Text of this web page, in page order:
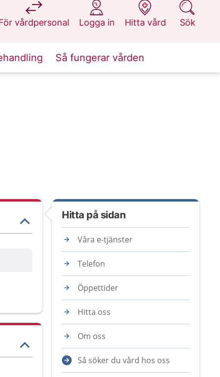
vårdpersonal
på 1177.se
Logga in
på 1177.se
Hitta vård
på 1177.se
Sök
på 1177.se
Så fungerar vården
Hitta på sidan
Våra e-tjänster
Telefon
Öppettider
Hitta oss
Om oss
Så söker du vård hos oss